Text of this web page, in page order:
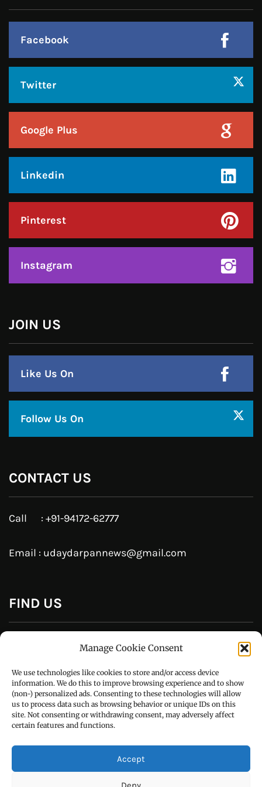
Manage Cookie Consent
We use technologies like cookies to store and/or access device
information. We do this to improve browsing experience and to show
(non-) personalized ads. Consenting to these technologies will allow
us to process data such as browsing behavior or unique IDs on this
site. Not consenting or withdrawing consent, may adversely affect
certain features and functions.
Accept
हमसे जुड़े !!
Facebook
Twitter
Google Plus
Follow Us On
CONTACT US
Call : +91-94172-62777
Email : udaydarpannews@gmail.com